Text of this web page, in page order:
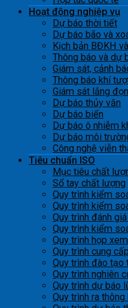
Hoạt động nghiệp vụ
Dự báo thời tiết
Dự báo bão và
Kịch bản BĐKH
Thông báo và dự
Giám sát, cảnh
Thông báo khí
Giám sát lắng
Dự báo thủy văn
Dự báo biển
Dự báo ô nhiễm
Dự báo môi
Công nghệ viễn
Tiêu chuẩn ISO
Mục tiêu chất
Sổ tay chất lượng
Quy trình kiểm
Quy trình kiểm
Quy trình đánh
Quy trình kiểm
Quy trình họp
Quy trình cung
Quy trình đào tạo
Quy trình nghiên
Quy trình dự báo
Quy trình ra